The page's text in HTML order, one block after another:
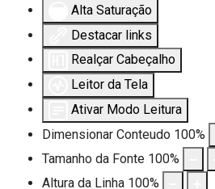
Alta Saturação
Destacar links
Realçar Cabeçalho
Leitor da Tela
Ativar Modo Leitura
Dimensionar Conteudo 100%
Tamanho da Fonte 100%
Altura da Linha 100%